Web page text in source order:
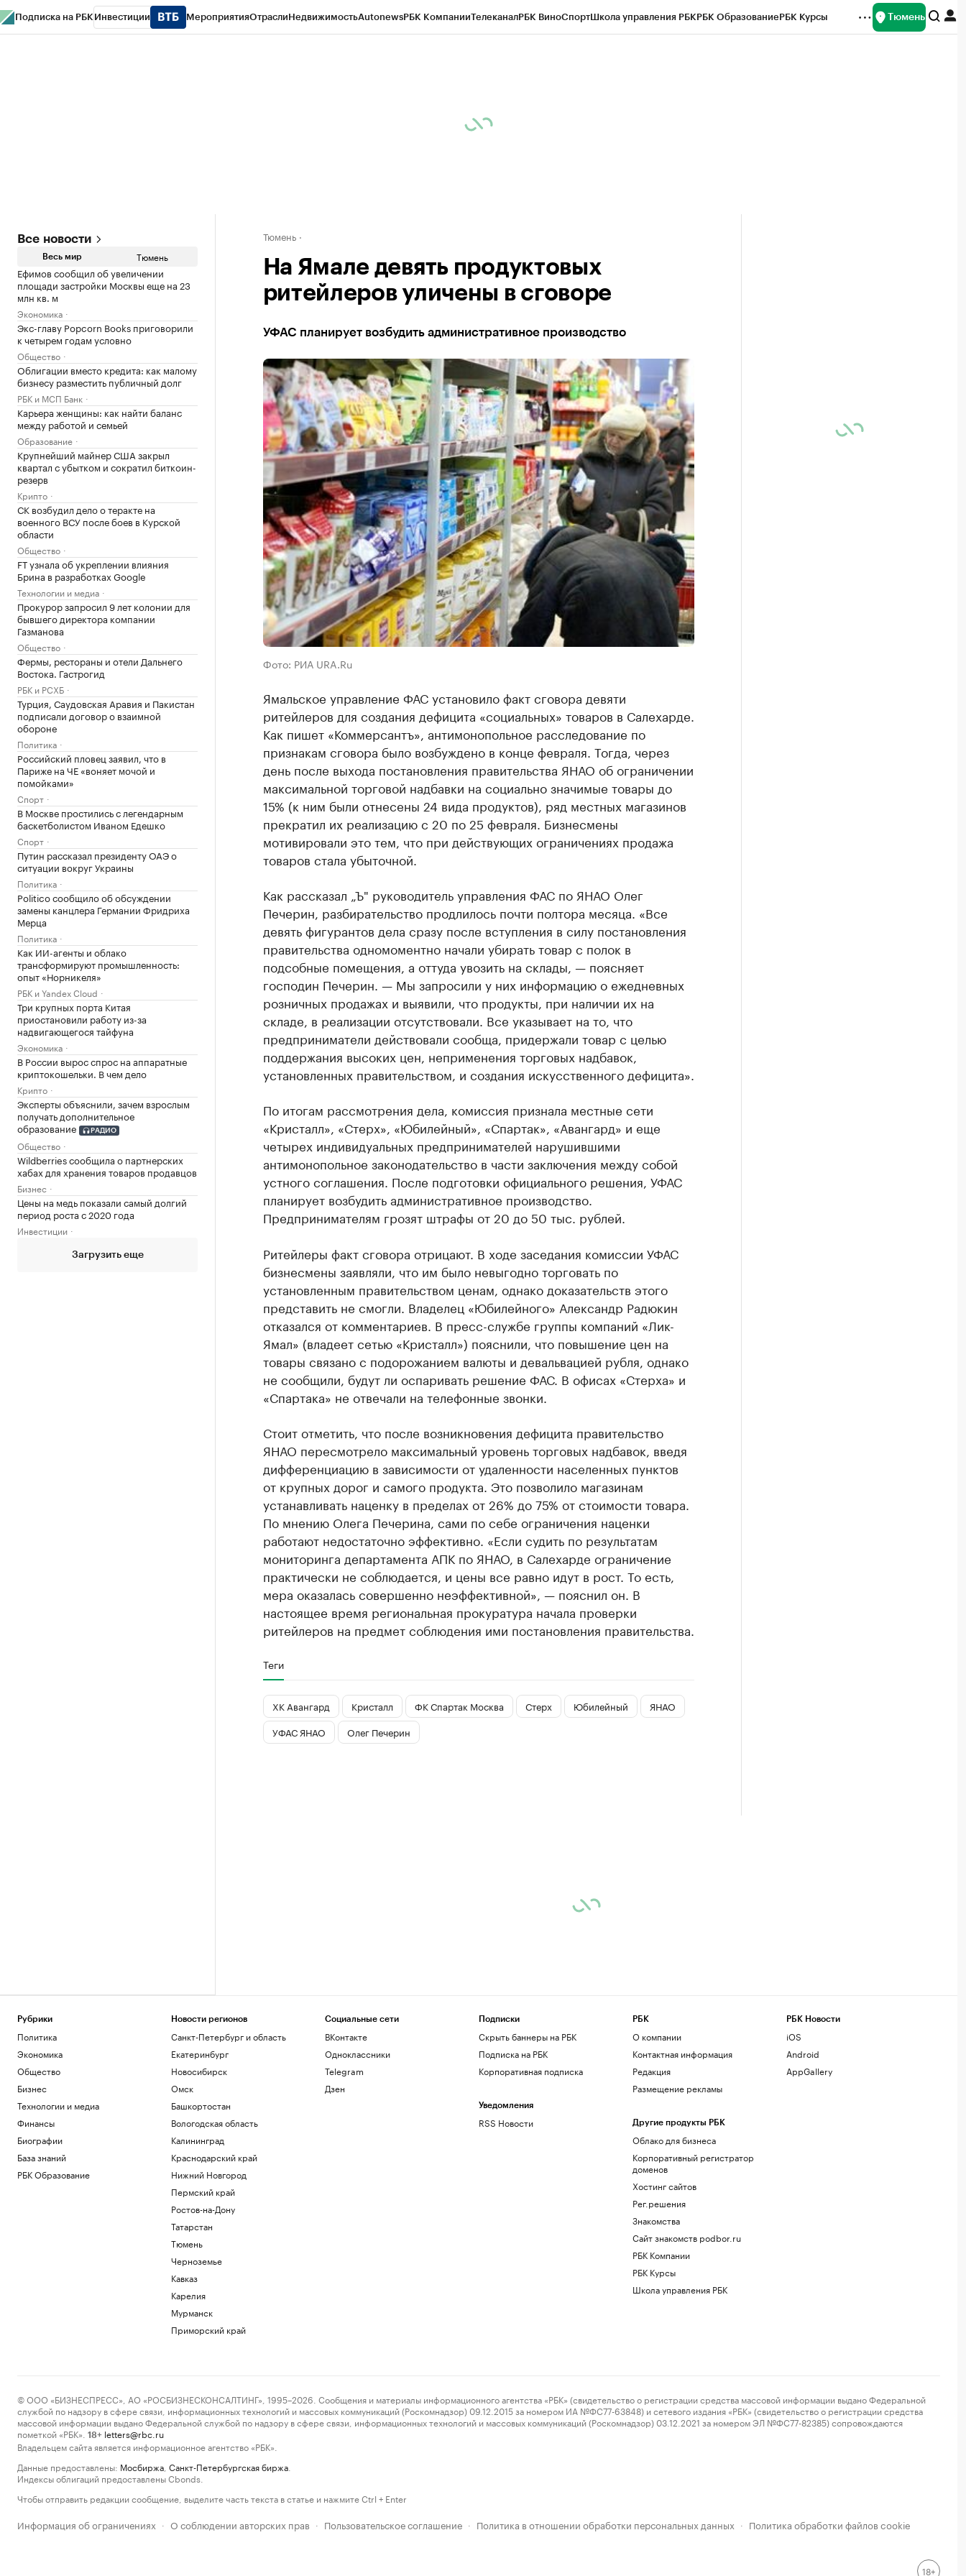
Подписка на РБК Инвестиции МероприятияОтраслиНедвижимостьAutonewsРБК КомпанииТелеканалРБК ВиноСпортШкола управления РБКРБК ОбразованиеРБК Курсы Тюмень
Все новости
Весь мир Тюмень
Ефимов сообщил об увеличении
площади застройки Москвы еще на 23
млн кв. м
Экономика
Экс-главу Popcorn Books приговорили
к четырем годам условно
Общество
Облигации вместо кредита: как малому
бизнесу разместить публичный долг
РБК и МСП Банк
Карьера женщины: как найти баланс
между работой и семьей
Образование
Крупнейший майнер США закрыл
квартал с убытком и сократил биткоин-
резерв
Крипто
СК возбудил дело о теракте на
военного ВСУ после боев в Курской
области
Общество
FT узнала об укреплении влияния
Брина в разработках Google
Технологии и медиа
Прокурор запросил 9 лет колонии для
бывшего директора компании
Газманова
Общество
Фермы, рестораны и отели Дальнего
Востока. Гастрогид
РБК и РСХБ
Турция, Саудовская Аравия и Пакистан
подписали договор о взаимной
обороне
Политика
Российский пловец заявил, что в
Париже на ЧЕ «воняет мочой и
помойками»
Спорт
В Москве простились с легендарным
баскетболистом Иваном Едешко
Спорт
Путин рассказал президенту ОАЭ о
ситуации вокруг Украины
Политика
Politico сообщило об обсуждении
замены канцлера Германии Фридриха
Мерца
Политика
Как ИИ-агенты и облако
трансформируют промышленность:
опыт «Норникеля»
РБК и Yandex Cloud
Три крупных порта Китая
приостановили работу из-за
надвигающегося тайфуна
Экономика
В России вырос спрос на аппаратные
криптокошельки. В чем дело
Крипто
Эксперты объяснили, зачем взрослым
получать дополнительное
образование
РАДИО
Общество
Wildberries сообщила о партнерских
хабах для хранения товаров продавцов
Бизнес
Цены на медь показали самый долгий
период роста с 2020 года
Инвестиции
Загрузить еще
Тюмень
На Ямале девять продуктовых
ритейлеров уличены в сговоре
УФАС планирует возбудить административное производство
Фото: РИА URA.Ru
Ямальское управление ФАС установило факт сговора девяти
ритейлеров для создания дефицита «социальных» товаров в Салехарде.
Как пишет «Коммерсантъ», антимонопольное расследование по
признакам сговора было возбуждено в конце февраля. Тогда, через
день после выхода постановления правительства ЯНАО об ограничении
максимальной торговой надбавки на социально значимые товары до
15% (к ним были отнесены 24 вида продуктов), ряд местных магазинов
прекратил их реализацию с 20 по 25 февраля. Бизнесмены
мотивировали это тем, что при действующих ограничениях продажа
товаров стала убыточной.
Как рассказал „Ъ" руководитель управления ФАС по ЯНАО Олег
Печерин, разбирательство продлилось почти полтора месяца. «Все
девять фигурантов дела сразу после вступления в силу постановления
правительства одномоментно начали убирать товар с полок в
подсобные помещения, а оттуда увозить на склады, — поясняет
господин Печерин. — Мы запросили у них информацию о ежедневных
розничных продажах и выявили, что продукты, при наличии их на
складе, в реализации отсутствовали. Все указывает на то, что
предприниматели действовали сообща, придержали товар с целью
поддержания высоких цен, неприменения торговых надбавок,
установленных правительством, и создания искусственного дефицита».
По итогам рассмотрения дела, комиссия признала местные сети
«Кристалл», «Стерх», «Юбилейный», «Спартак», «Авангард» и еще
четырех индивидуальных предпринимателей нарушившими
антимонопольное законодательство в части заключения между собой
устного соглашения. После подготовки официального решения, УФАС
планирует возбудить административное производство.
Предпринимателям грозят штрафы от 20 до 50 тыс. рублей.
Ритейлеры факт сговора отрицают. В ходе заседания комиссии УФАС
бизнесмены заявляли, что им было невыгодно торговать по
установленным правительством ценам, однако доказательств этого
представить не смогли. Владелец «Юбилейного» Александр Радюкин
отказался от комментариев. В пресс-службе группы компаний «Лик-
Ямал» (владеет сетью «Кристалл») пояснили, что повышение цен на
товары связано с подорожанием валюты и девальвацией рубля, однако
не сообщили, будут ли оспаривать решение ФАС. В офисах «Стерха» и
«Спартака» не отвечали на телефонные звонки.
Стоит отметить, что после возникновения дефицита правительство
ЯНАО пересмотрело максимальный уровень торговых надбавок, введя
дифференциацию в зависимости от удаленности населенных пунктов
от крупных дорог и самого продукта. Это позволило магазинам
устанавливать наценку в пределах от 26% до 75% от стоимости товара.
По мнению Олега Печерина, сами по себе ограничения наценки
работают недостаточно эффективно. «Если судить по результатам
мониторинга департамента АПК по ЯНАО, в Салехарде ограничение
практически не соблюдается, и цены все равно идут в рост. То есть,
мера оказалась совершенно неэффективной», — пояснил он. В
настоящее время региональная прокуратура начала проверки
ритейлеров на предмет соблюдения ими постановления правительства.
Теги
ХК Авангард Кристалл ФК Спартак Москва Стерх Юбилейный
ЯНАО
УФАС ЯНАО
Олег Печерин
Рубрики
Политика
Экономика
Общество
Бизнес
Технологии и медиа
Финансы
Биографии
База знаний
РБК Образование
Новости регионов
Санкт-Петербург и область
Екатеринбург
Новосибирск
Омск
Башкортостан
Вологодская область
Калининград
Краснодарский край
Нижний Новгород
Пермский край
Ростов-на-Дону
Татарстан
Тюмень
Черноземье
Кавказ
Карелия
Мурманск
Приморский край
Социальные сети
ВКонтакте
Одноклассники
Telegram
Дзен
Подписки
Скрыть баннеры на РБК
Подписка на РБК
Корпоративная подписка
Уведомления
RSS Новости
РБК
О компании
Контактная информация
Редакция
Размещение рекламы
Другие продукты РБК
Облако для бизнеса
Корпоративный регистратор
доменов
Хостинг сайтов
Рег.решения
Знакомства
Сайт знакомств podbor.ru
РБК Компании
РБК Курсы
Школа управления РБК
РБК Новости
iOS
Android
AppGallery
© ООО «БИЗНЕСПРЕСС», АО «РОСБИЗНЕСКОНСАЛТИНГ», 1995–2026. Сообщения и материалы информационного агентства «РБК» (свидетельство о регистрации средства массовой информации выдано Федеральной
службой по надзору в сфере связи, информационных технологий и массовых коммуникаций (Роскомнадзор) 09.12.2015 за номером ИА №ФС77-63848) и сетевого издания «РБК» (свидетельство о регистрации средства
массовой информации выдано Федеральной службой по надзору в сфере связи, информационных технологий и массовых коммуникаций (Роскомнадзор) 03.12.2021 за номером ЭЛ №ФС77-82385) сопровождаются
пометкой «РБК».
18+ letters@rbc.ru
Владельцем сайта является информационное агентство «РБК».
Данные предоставлены: Мосбиржа Санкт-Петербургская биржа
Индексы облигаций предоставлены Cbonds.
Чтобы отправить редакции сообщение, выделите часть текста в статье и нажмите Ctrl + Enter
Информация об ограничениях · О соблюдении авторских прав · Пользовательское соглашение · Политика в отношении обработки персональных данных · Политика обработки файлов cookie
18+